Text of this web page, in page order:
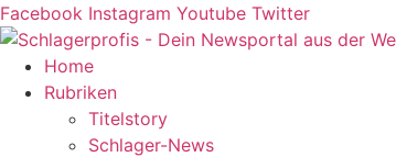
Zum
Inhalt
springen
Facebook Instagram Youtube Twitter
Home
Rubriken
Titelstory
Schlager-News